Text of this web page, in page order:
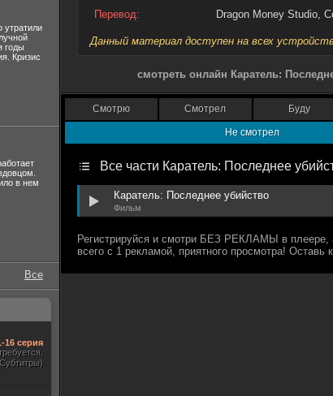
Перевод: Dragon Money Studio,
Данный материал доступен на всех
смотреть онлайн Каратель:
Смотрю Смотрел Буду
Не смотрел
Все части Каратель: Последнее
Каратель: Последнее убийство
Фильм
утратили
годы
Кризис
в нем
Все
16 серия
Субтитры)